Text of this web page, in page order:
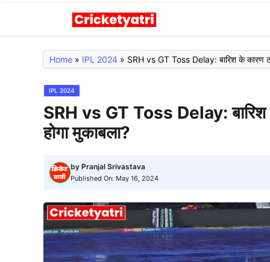
Home » IPL 2024 » SRH vs GT Toss Delay: बारिश के कारण
IPL 2024
SRH vs GT Toss Delay: बारिश के
होगा मुकाबला?
by Pranjal Srivastava
Published On: May 16, 2024